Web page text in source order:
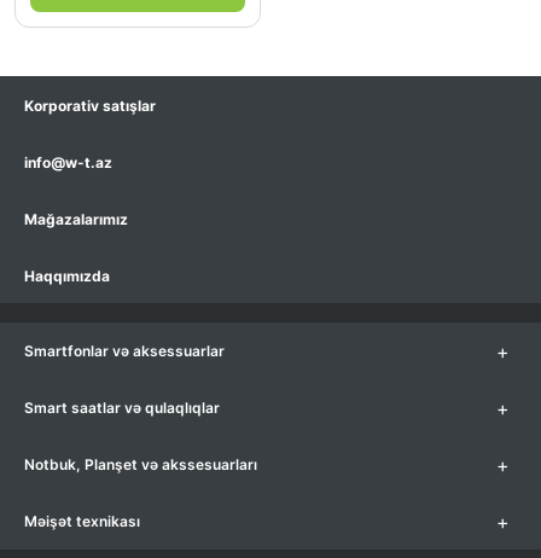
Korporativ satışlar
info@w-t.az
Mağazalarımız
Haqqımızda
Smartfonlar və aksessuarlar +
Smart saatlar və qulaqlıqlar +
Notbuk, Planşet və akssesuarları +
Məişət texnikası +